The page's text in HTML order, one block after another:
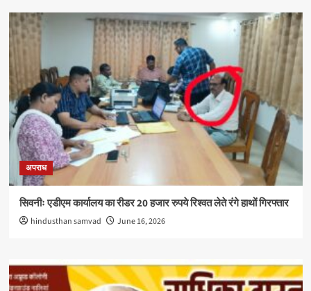
अपराध
सिवनीः एडीएम कार्यालय का रीडर 20 हजार रुपये रिश्वत लेते रंगे हाथों गिरफ्तार
hindusthan samvad June 16, 2026